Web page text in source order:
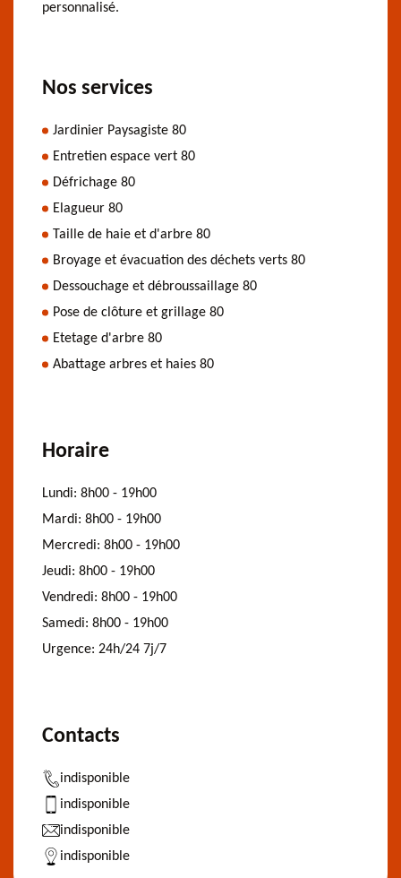
personnalisé.
Nos services
Jardinier Paysagiste 80
Entretien espace vert 80
Défrichage 80
Elagueur 80
Taille de haie et d'arbre 80
Broyage et évacuation des déchets verts 80
Dessouchage et débroussaillage 80
Pose de clôture et grillage 80
Etetage d'arbre 80
Abattage arbres et haies 80
Horaire
Lundi: 8h00 - 19h00
Mardi: 8h00 - 19h00
Mercredi: 8h00 - 19h00
Jeudi: 8h00 - 19h00
Vendredi: 8h00 - 19h00
Samedi: 8h00 - 19h00
Urgence: 24h/24 7j/7
Contacts
indisponible
indisponible
indisponible
indisponible